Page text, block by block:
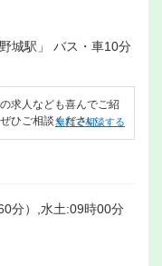
城駅」 バス・車10分
求人なども喜んでご紹
ひご相談ください。
無料で相談する
分）,水土:09時00分